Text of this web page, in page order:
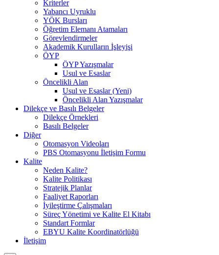
Kriterler
Yabancı Uyruklu
YÖK Bursları
Öğretim Elemanı Atamaları
Görevlendirmeler
Akademik Kurulların İşleyişi
ÖYP
ÖYP Yazışmalar
Usul ve Esaslar
Öncelikli Alan
Usul ve Esaslar (Yeni)
Öncelikli Alan Yazışmalar
Dilekçe ve Basılı Belgeler
Dilekçe Örnekleri
Basılı Belgeler
Diğer
Otomasyon Videoları
PBS Otomasyonu İletişim Formu
Kalite
Neden Kalite?
Kalite Politikası
Stratejik Planlar
Faaliyet Raporları
İyileştirme Çalışmaları
Süreç Yönetimi ve Kalite El Kitabı
Standart Formlar
EBYU Kalite Koordinatörlüğü
İletişim